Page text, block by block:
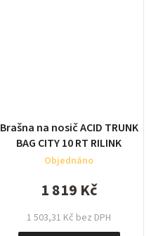
Brašna na nosič ACID TRUNK
BAG CITY 10 RT RILINK
Objednáno
1 503,31 Kč bez DPH
1 819 Kč